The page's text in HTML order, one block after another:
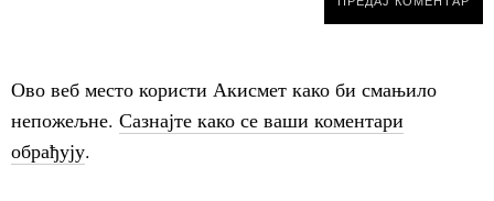
Ово веб место користи Акисмет како би смањило
непожељне. Сазнајте како се ваши коментари
обрађују.